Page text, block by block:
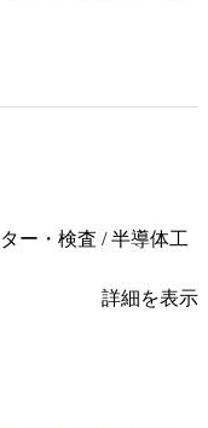
ー・検査 / 半導体工
詳細を表示